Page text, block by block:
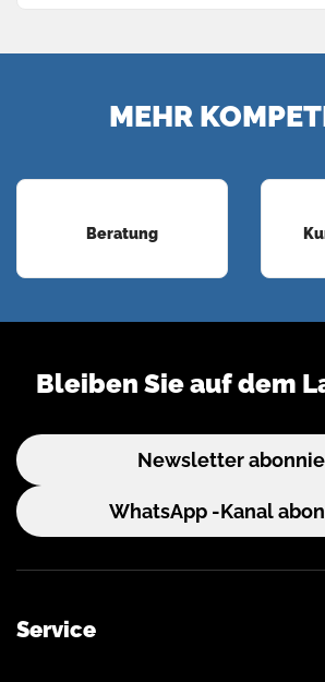
MEHR
Beratung
Bleiben Sie auf dem
Newsletter
WhatsApp -Kanal
Service